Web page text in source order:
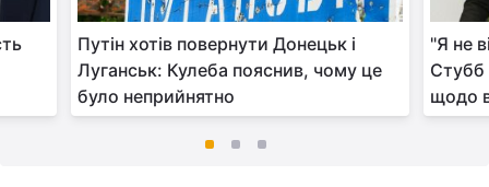
Путін хотів повернути Донецьк і
Луганськ: Кулеба пояснив, чому це
було неприйнятно
"Я не
Стубб
щодо